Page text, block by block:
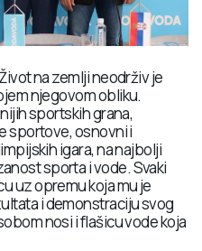
na zemlji neodrživ je
njegovom obliku.
sportskih grana,
sportove, osnovni i
igara, na najbolji
sporta i vode. Svaki
uz opremu koja mu je
i demonstraciju svog
nosi i flašicu vode koja